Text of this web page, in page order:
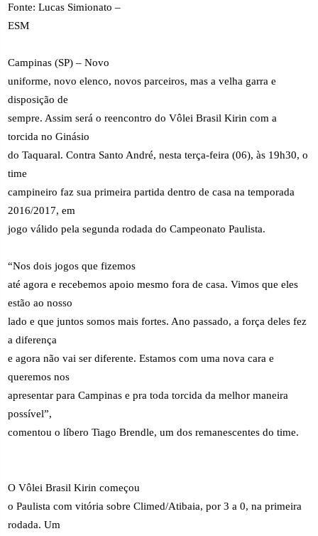
Fonte: Lucas Simionato –
ESM
Campinas (SP) – Novo
uniforme, novo elenco, novos parceiros, mas a velha garra e
disposição de
sempre. Assim será o reencontro do Vôlei Brasil Kirin com a
torcida no Ginásio
do Taquaral. Contra Santo André, nesta terça-feira (06), às 19h30, o
time
campineiro faz sua primeira partida dentro de casa na temporada
2016/2017, em
jogo válido pela segunda rodada do Campeonato Paulista.
“Nos dois jogos que fizemos
até agora e recebemos apoio mesmo fora de casa. Vimos que eles
estão ao nosso
lado e que juntos somos mais fortes. Ano passado, a força deles fez
a diferença
e agora não vai ser diferente. Estamos com uma nova cara e
queremos nos
apresentar para Campinas e pra toda torcida da melhor maneira
possível”,
comentou o líbero Tiago Brendle, um dos remanescentes do time.
O Vôlei Brasil Kirin começou
o Paulista com vitória sobre Climed/Atibaia, por 3 a 0, na primeira
rodada. Um